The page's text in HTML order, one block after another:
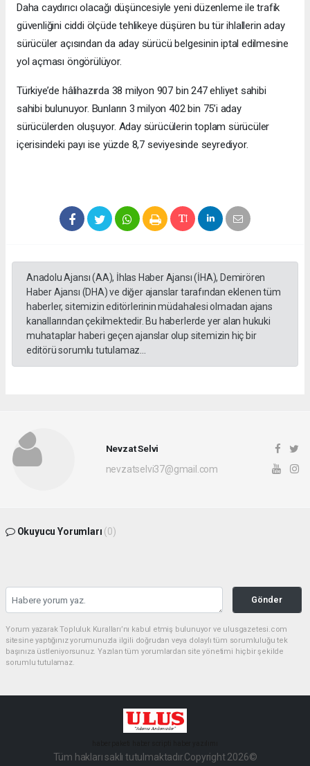
Daha caydırıcı olacağı düşüncesiyle yeni düzenleme ile trafik
güvenliğini ciddi ölçüde tehlikeye düşüren bu tür ihlallerin aday
sürücüler açısından da aday sürücü belgesinin iptal edilmesine
yol açması öngörülüyor.
Türkiye’de hâlihazırda 38 milyon 907 bin 247 ehliyet sahibi
sahibi bulunuyor. Bunların 3 milyon 402 bin 75’i aday
sürücülerden oluşuyor. Aday sürücülerin toplam sürücüler
içerisindeki payı ise yüzde 8,7 seviyesinde seyrediyor.
Anadolu Ajansı (AA), İhlas Haber Ajansı (İHA), Demirören
Haber Ajansı (DHA) ve diğer ajanslar tarafından eklenen tüm
haberler, sitemizin editörlerinin müdahalesi olmadan ajans
kanallarından çekilmektedir. Bu haberlerde yer alan hukuki
muhataplar haberi geçen ajanslar olup sitemizin hiç bir
editörü sorumlu tutulamaz...
Nevzat Selvi
nevzatselvi37@gmail.com
Okuyucu Yorumları (0)
Gönder
Yorum yazarak Topluluk Kuralları’nı kabul etmiş bulunuyor ve ulusgazetesi.com
sitesine yaptığınız yorumunuzla ilgili doğrudan veya dolaylı tüm sorumluluğu tek
başınıza üstleniyorsunuz. Yazılan tüm yorumlardan site yönetimi hiçbir şekilde
sorumlu tutulamaz.
Tüm hakları saklı tutulmaktadır.Copyright 2026©